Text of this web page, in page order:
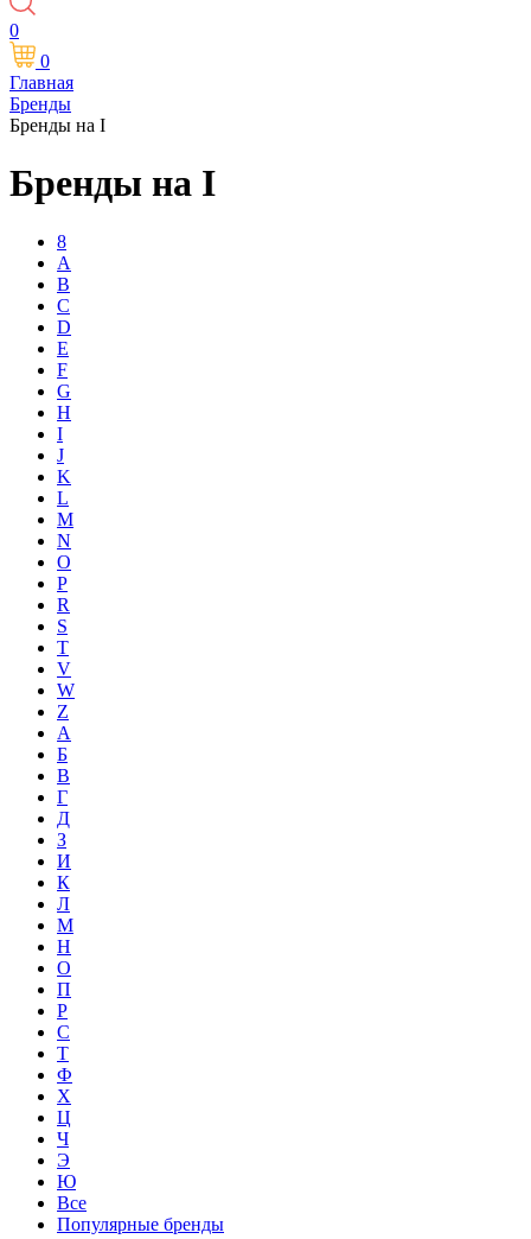
0
0
Главная
Бренды
Бренды на I
Бренды на I
8
A
B
C
D
E
F
G
H
I
J
K
L
M
N
O
P
R
S
T
V
W
Z
А
Б
В
Г
Д
З
И
К
Л
М
Н
О
П
Р
С
Т
Ф
Х
Ц
Ч
Э
Ю
Все
Популярные бренды